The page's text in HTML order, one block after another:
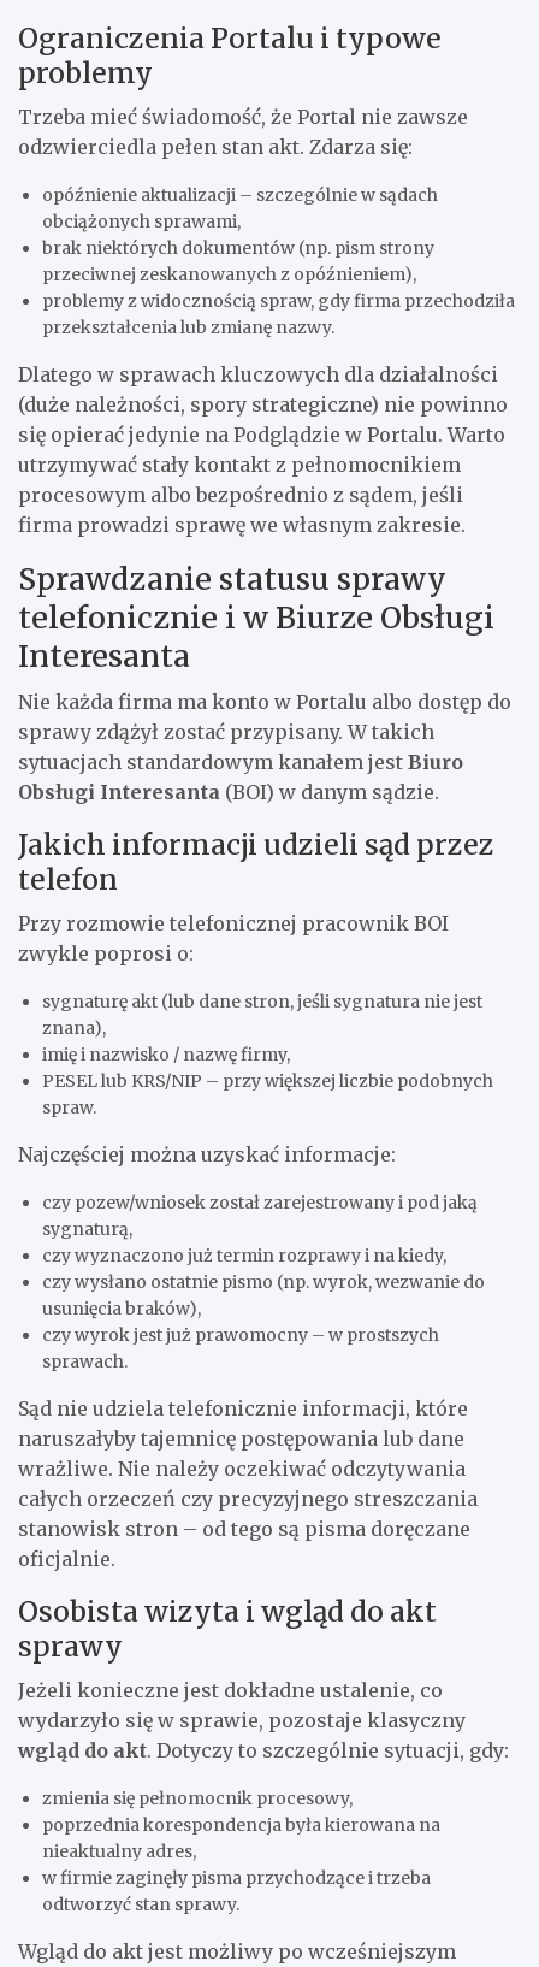
Ograniczenia Portalu i typowe
problemy
Trzeba mieć świadomość, że Portal nie zawsze
odzwierciedla pełen stan akt. Zdarza się:
opóźnienie aktualizacji – szczególnie w sądach
obciążonych sprawami,
brak niektórych dokumentów (np. pism strony
przeciwnej zeskanowanych z opóźnieniem),
problemy z widocznością spraw, gdy firma przechodziła
przekształcenia lub zmianę nazwy.
Dlatego w sprawach kluczowych dla działalności
(duże należności, spory strategiczne) nie powinno
się opierać jedynie na Podglądzie w Portalu. Warto
utrzymywać stały kontakt z pełnomocnikiem
procesowym albo bezpośrednio z sądem, jeśli
firma prowadzi sprawę we własnym zakresie.
Sprawdzanie statusu sprawy
telefonicznie i w Biurze Obsługi
Interesanta
Nie każda firma ma konto w Portalu albo dostęp do
sprawy zdążył zostać przypisany. W takich
sytuacjach standardowym kanałem jest Biuro
Obsługi Interesanta (BOI) w danym sądzie.
Jakich informacji udzieli sąd przez
telefon
Przy rozmowie telefonicznej pracownik BOI
zwykle poprosi o:
sygnaturę akt (lub dane stron, jeśli sygnatura nie jest
znana),
imię i nazwisko / nazwę firmy,
PESEL lub KRS/NIP – przy większej liczbie podobnych
spraw.
Najczęściej można uzyskać informacje:
czy pozew/wniosek został zarejestrowany i pod jaką
sygnaturą,
czy wyznaczono już termin rozprawy i na kiedy,
czy wysłano ostatnie pismo (np. wyrok, wezwanie do
usunięcia braków),
czy wyrok jest już prawomocny – w prostszych
sprawach.
Sąd nie udziela telefonicznie informacji, które
naruszałyby tajemnicę postępowania lub dane
wrażliwe. Nie należy oczekiwać odczytywania
całych orzeczeń czy precyzyjnego streszczania
stanowisk stron – od tego są pisma doręczane
oficjalnie.
Osobista wizyta i wgląd do akt
sprawy
Jeżeli konieczne jest dokładne ustalenie, co
wydarzyło się w sprawie, pozostaje klasyczny
wgląd do akt. Dotyczy to szczególnie sytuacji, gdy:
zmienia się pełnomocnik procesowy,
poprzednia korespondencja była kierowana na
nieaktualny adres,
w firmie zaginęły pisma przychodzące i trzeba
odtworzyć stan sprawy.
Wgląd do akt jest możliwy po wcześniejszym